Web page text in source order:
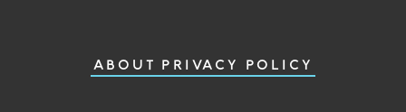
ABOUT PRIVACY POLICY